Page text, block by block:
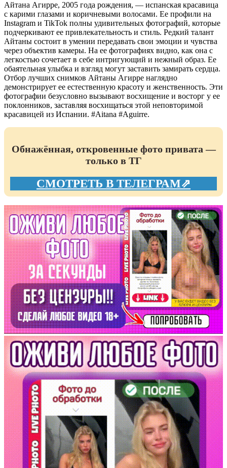
Айтана Агирре, 2005 года рождения, — испанская красавица
с карими глазами и коричневыми волосами. Ее профили на
Instagram и TikTok полны удивительных фотографий, которые
подчеркивают ее привлекательность и стиль. Редкий талант
Айтаны состоит в умении передавать свои эмоции и чувства
через объектив камеры. На ее фотографиях видно, как она с
легкостью сочетает в себе интригующий и нежный образ. Ее
обаятельная улыбка и взгляд могут заставить замирать сердца.
Отбор лучших снимков Айтаны Агирре наглядно
демонстрирует ее естественную красоту и женственность. Эти
фотографии безусловно вызывают восхищение и восторг у ее
поклонников, заставляя восхищаться этой неповторимой
красавицей из Испании. #Aitana #Aguirre.
Обнажённая, откровенные фото привата —
только в ТГ
СМОТРЕТЬ В ТЕЛЕГРАМ⇗